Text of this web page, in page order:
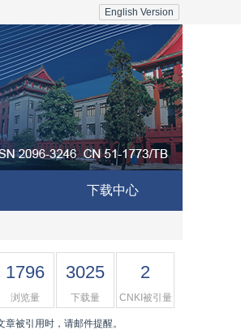
English Version
下载中心
1796
浏览量
3025
下载量
2
CNKI被引量
章被引用时，请邮件提醒。